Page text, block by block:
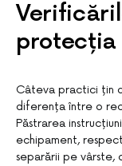
protecția
Câteva practici țin
diferența între o
Păstrarea
echipament,
separării pe vârste,